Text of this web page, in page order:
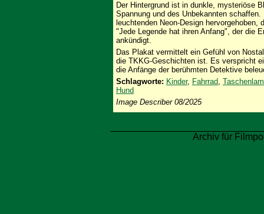
Der Hintergrund ist in dunkle, mysteriöse
Spannung und des Unbekannten
leuchtenden Neon-Design
"Jede Legende hat ihren Anfang", der die
ankündigt.
Das Plakat vermittelt ein Gefühl von
die TKKG-Geschichten ist. Es verspricht
die Anfänge der berühmten Detektive
Schlagworte: Kinder, Fahrrad,
Hund
Image Describer 08/2025
Archiv für